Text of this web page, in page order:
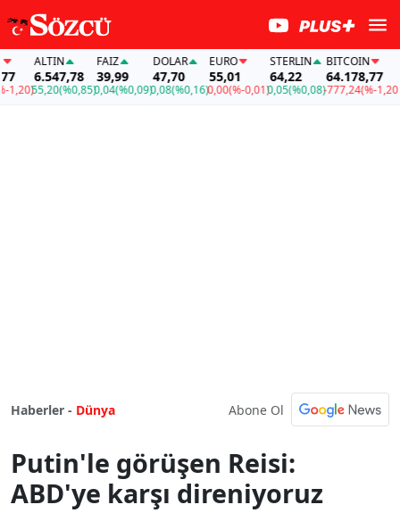
ALTIN
6.547,78
55,20(%0,85)
FAİZ
39,99
0,04(%0,09)
DOLAR
47,70
0,08(%0,16)
EURO
55,01
0,00(%-0,01)
STERLIN
64,22
0,05(%0,08)
BITCOIN
64.178,77
-777,24(%-1,20)
Haberler - Dünya Abone Ol
Putin'le görüşen Reisi:
ABD'ye karşı direniyoruz